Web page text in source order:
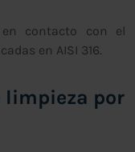
contacto con el
en AISI 316.
limpieza por